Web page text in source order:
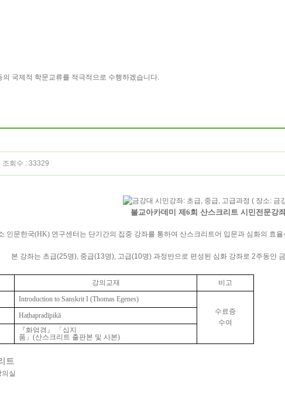
조회수 : 33329
불교아카데미 제 6회 산스크리트 시민전문강
인문한국(HK) 연구센터는 단기간의 집중 강좌를 통하여 산스크리트어 입문과 심화의 효
본 강좌는 초급(25명), 중급(13명), 고급(10명) 과정반으로 편성된 심화 강좌로 2주동안
강의교재
비고
Introduction to Sanskrit I (Thomas Egenes)
수료증
수여
Haṭhapradīpikā
『화엄경 』 「 십지
품 」 (산스크리트 출판본 및 사본)
트
실